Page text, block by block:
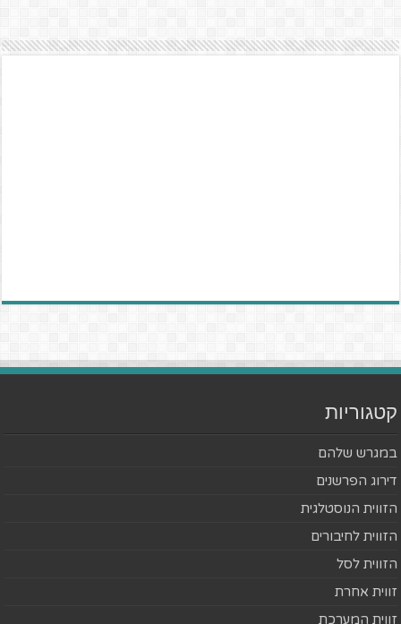
קטגוריות
במגרש שלהם
דירוג הפרשנים
הזווית הנוסטלגית
הזווית לחיבורים
הזווית לסל
זווית אחרת
זווית המערכת